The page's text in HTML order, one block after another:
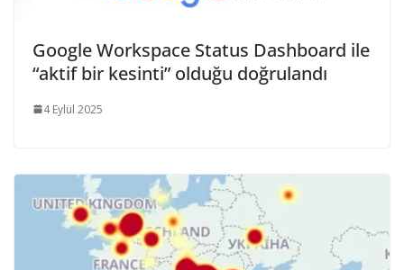
Google Workspace Status Dashboard ile
“aktif bir kesinti” olduğu doğrulandı
4 Eylül 2025